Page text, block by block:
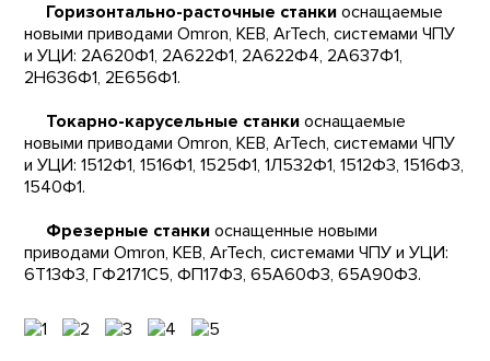
Горизонтально-расточные станки оснащаемые
новыми приводами Omron, KEB, ArTech, системами ЧПУ
и УЦИ: 2А620Ф1, 2А622Ф1, 2А622Ф4, 2А637Ф1,
2Н636Ф1, 2Е656Ф1.
Токарно-карусельные станки оснащаемые
новыми приводами Omron, KEB, ArTech, системами ЧПУ
и УЦИ: 1512Ф1, 1516Ф1, 1525Ф1, 1Л532Ф1, 1512Ф3, 1516Ф3,
1540Ф1.
Фрезерные станки оснащенные новыми
приводами Omron, KEB, ArTech, системами ЧПУ и УЦИ:
6Т13Ф3, ГФ2171С5, ФП17Ф3, 65А60Ф3, 65А90Ф3.